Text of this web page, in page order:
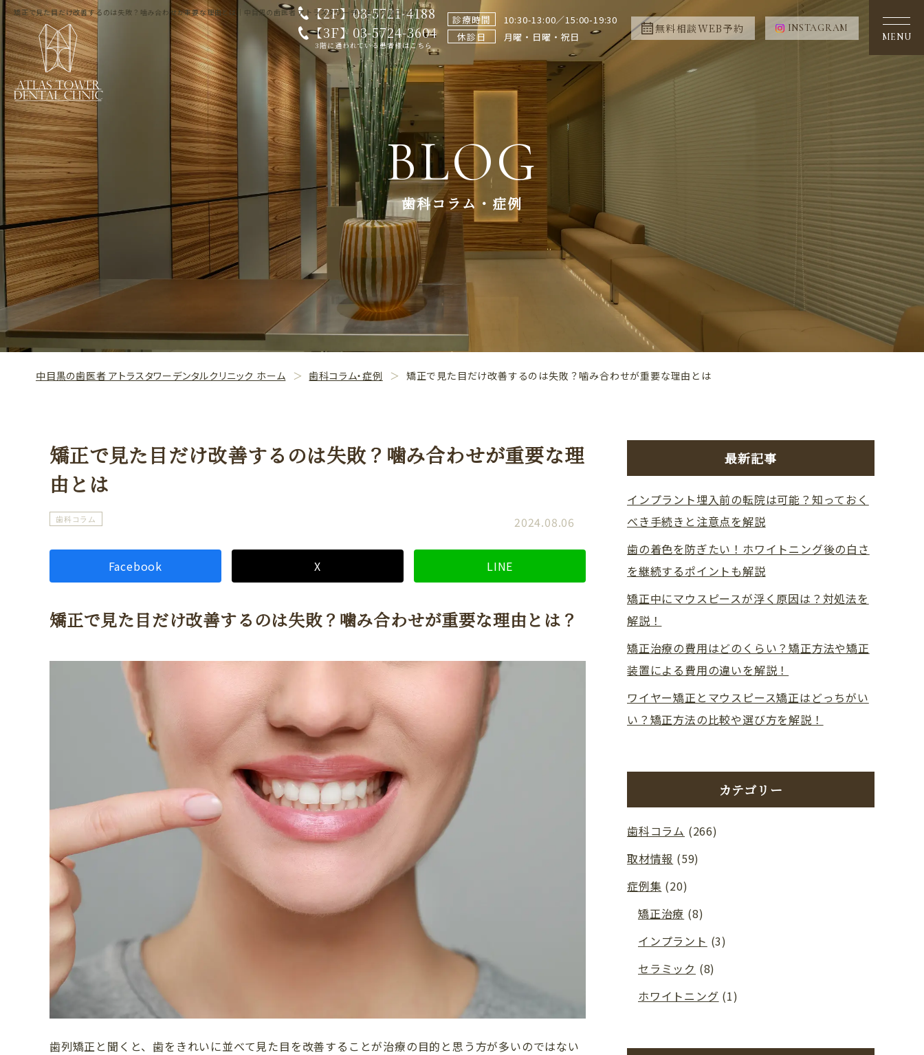
矯正で見た目だけ改善するのは失敗？噛み合わせが重要な理由とは｜中目黒の歯医者 アトラスタワーデンタルクリニック
【2F】03-5721-4188
【3F】03-5724-3604
3階に通われている患者様はこちら
診療時間
10:30-13:00／15:00-19:30
休診日
月曜・日曜・祝日
無料相談WEB予約 INSTAGRAM
MENU
BLOG
歯科コラム・症例
中目黒の歯医者 アトラスタワーデンタルクリニック ホーム 歯科コラム・症例 矯正で見た目だけ改善するのは失敗？噛み合わせが重要な理由とは
矯正で見た目だけ改善するのは失敗？噛み合わせが重要な理
由とは
歯科コラム 2024.08.06
Facebook X LINE
矯正で見た目だけ改善するのは失敗？噛み合わせが重要な理由とは？
歯列矯正と聞くと、歯をきれいに並べて見た目を改善することが治療の目的と思う方が多いのではない
最新記事
インプラント埋入前の転院は可能？知っておく
べき手続きと注意点を解説
歯の着色を防ぎたい！ホワイトニング後の白さ
を継続するポイントも解説
矯正中にマウスピースが浮く原因は？対処法を
解説！
矯正治療の費用はどのくらい？矯正方法や矯正
装置による費用の違いを解説！
ワイヤー矯正とマウスピース矯正はどっちがい
い？矯正方法の比較や選び方を解説！
カテゴリー
歯科コラム (266)
取材情報 (59)
症例集 (20)
矯正治療 (8)
インプラント (3)
セラミック (8)
ホワイトニング (1)